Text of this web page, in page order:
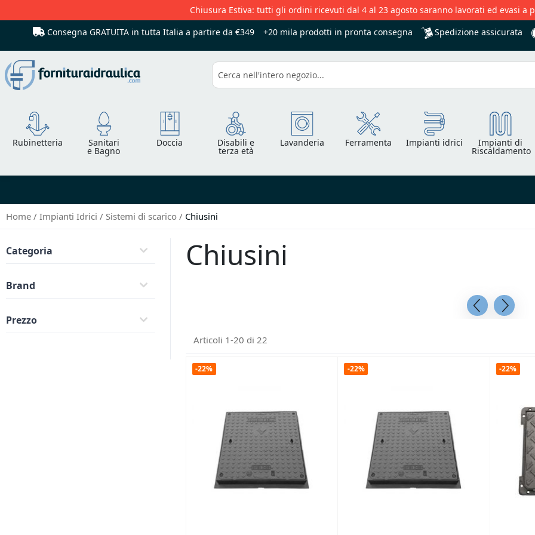
Chiusura Estiva: tutti gli ordini ricevuti dal 4 al 23 agosto saranno lavorati ed evasi a
Consegna GRATUITA in tutta Italia a partire da €349 +20 mila prodotti in pronta consegna Spedizione assicurata
Cerca
Rubinetteria Sanitari
e Bagno
Doccia Disabili e
terza età
Lavanderia Ferramenta Impianti idrici Impianti di
Riscaldamento
Home Impianti Idrici Sistemi di scarico Chiusini
Chiusini
Articoli 1-20 di 22
-22% -22% -22%
Categoria
Brand
Prezzo